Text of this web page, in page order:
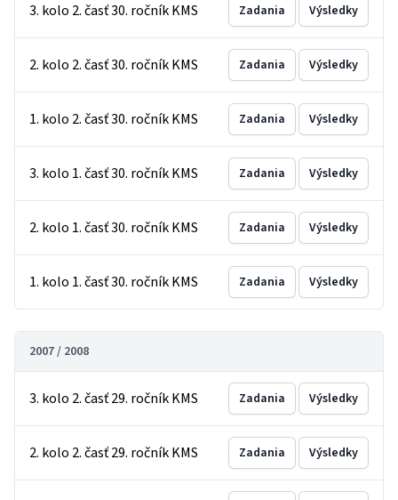
3. kolo 2. časť 30. ročník KMS Zadania Výsledky
2. kolo 2. časť 30. ročník KMS Zadania Výsledky
1. kolo 2. časť 30. ročník KMS Zadania Výsledky
3. kolo 1. časť 30. ročník KMS Zadania Výsledky
2. kolo 1. časť 30. ročník KMS Zadania Výsledky
1. kolo 1. časť 30. ročník KMS Zadania Výsledky
2007 / 2008
3. kolo 2. časť 29. ročník KMS Zadania Výsledky
2. kolo 2. časť 29. ročník KMS Zadania Výsledky